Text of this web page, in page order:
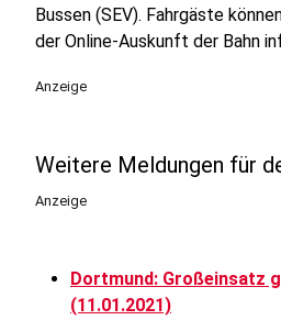
Bussen (SEV). Fahrgäste
der Online-Auskunft der Bahn
Anzeige
Weitere Meldungen für
Anzeige
Dortmund: Großeinsatz
(11.01.2021)